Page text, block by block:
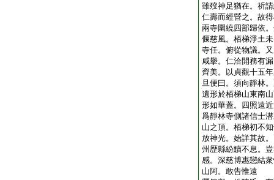
雖歿神足猶在。祈
仁壽而經營之。故
兩寺圍繞四部歸依
偃慈風。栢梯淨土
寺任。俯從物議。
咸擧。仁洽開務有
齊美。以貞觀十五
旦便曰。須向靜林
遺形於栢梯山東南
形如華蓋。四照遠
爲靜林寺側諸信士
山之頂。栢梯初不
放神光。始詳其故
州歴縣紛黷不息。
感。深慈博惠戀結
山阿。敢告惟遠